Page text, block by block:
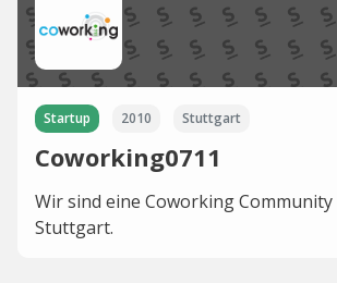
Startup 2010 Stuttgart
Coworking0711
Wir sind eine Coworking
Stuttgart.